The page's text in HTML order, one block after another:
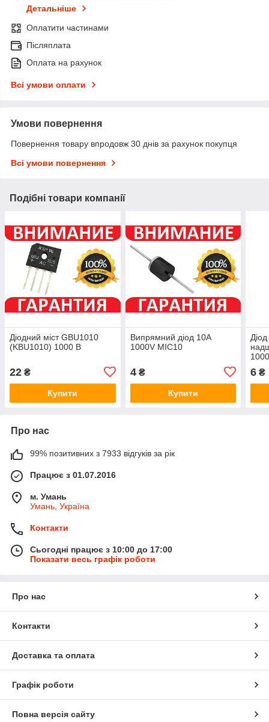
Детальніше
Оплатити частинами
Післяплата
Оплата на рахунок
Всі умови оплати
Умови повернення
Повернення товару впродовж 30 днів за рахунок покупця
Всі умови повернення
Подібні товари компанії
Діодний міст GBU1010
(KBU1010) 1000 В
22 ₴
Купити
Випрямний діод 10A
1000V MIC10
4₴
Купити
6 ₴
Про нас
99% позитивних з 7933 відгуків за рік
Працює з 01.07.2016
м. Умань
Умань, Україна
Контакти
Сьогодні працює з 10:00 до 17:00
Показати весь графік роботи
Про нас
Контакти
Доставка та оплата
Графік роботи
Повна версія сайту